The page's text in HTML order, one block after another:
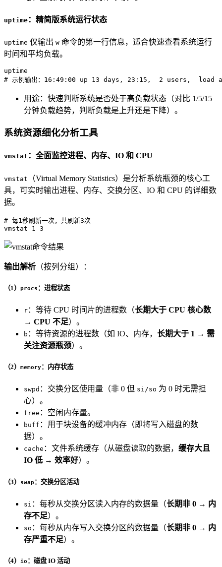
uptime：精简版系统运行状态
uptime 仅输出 w 命令的第一行信息，适合快速查看系统运行
时间和平均负载。
uptime
# 示例输出：16:49:00 up 13 days, 23:15,  2 users,
用途：快速判断系统是否处于高负载状态（对比 1/5/15
分钟负载趋势，判断负载是上升还是下降）。
系统资源细化分析工具
vmstat ：全面监控进程、内存、IO 和 CPU
vmstat
（Virtual Memory Statistics）是分析系统瓶颈的核心工
具，可实时输出进程、内存、交换分区、IO 和 CPU 的详细数
据。
# 每1秒刷新一次，共刷新3次
vmstat 1 3
输出解析 （按列分组）：
（1） procs ：进程状态
r ：等待 CPU 时间片的进程数（长期大于 CPU 核心数
→ CPU 不足）。
b ：等待资源的进程数（如 IO、内存， 长期大于 1 → 需
关注资源瓶颈）。
（2） memory：内存状态
swpd ：交换分区使用量（非 0 但 si/so 为 0 时无需担
心）。
free ：空闲内存量。
buff ：用于块设备的缓冲内存（即将写入磁盘的数
据）。
cache ：文件系统缓存（从磁盘读取的数据， 缓存大且
IO 低 → 效率好）。
（3） swap ：交换分区活动
si ：每秒从交换分区读入内存的数据量（长期非 0 → 内
存不足）。
so ：每秒从内存写入交换分区的数据量（长期非 0 → 内
存严重不足）。
（4） io ：磁盘 IO 活动